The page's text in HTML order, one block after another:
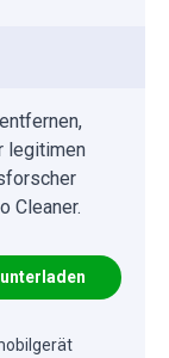
legitimen
Cleaner.